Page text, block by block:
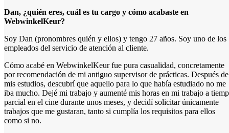
Dan, ¿quién eres, cuál es tu cargo y cómo acabaste en
WebwinkelKeur?
Soy Dan (pronombres quién y ellos) y tengo 27 años. Soy uno de los
empleados del servicio de atención al cliente.
Cómo acabé en WebwinkelKeur fue pura casualidad, concretamente
por recomendación de mi antiguo supervisor de prácticas. Después de
mis estudios, descubrí que aquello para lo que había estudiado no me
iba mucho. Dejé mi trabajo y aumenté mis horas en mi trabajo a
parcial en el cine durante unos meses, y decidí solicitar únicamente
trabajos que me gustaran, tanto si cumplía los requisitos para ellos
como si no.